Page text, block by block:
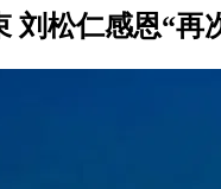
刘松仁感恩“再